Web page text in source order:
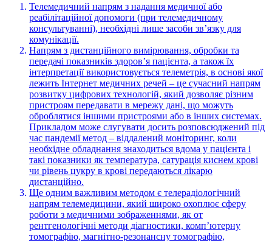
Телемедичний напрям з надання медичної або
реабілітаційної допомоги (при телемедичному
консультуванні), необхідні лише засоби зв’язку для
комунікації.
Напрям з дистанційного вимірювання, обробки та
передачі показників здоров’я пацієнта, а також їх
інтерпретації використовується телеметрія, в основі якої
лежить Інтернет медичних речей – це сучасний напрям
розвитку цифрових технологій, який дозволяє різним
пристроям передавати в мережу дані, що можуть
оброблятися іншими пристроями або в інших системах.
Прикладом може слугувати досить розповсюджений під
час пандемії метод – віддалений моніторинг, коли
необхідне обладнання знаходиться вдома у пацієнта і
такі показники як температура, сатурація киснем крові
чи рівень цукру в крові передаються лікарю
дистанційно.
Ще одним важливим методом є телерадіологічний
напрям телемедицини, який широко охоплює сферу
роботи з медичними зображеннями, як от
рентгенологічні методи діагностики, комп’ютерну
томографію, магнітно-резонансну томографію,